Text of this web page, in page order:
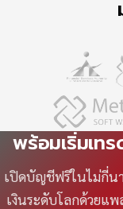
พร้อมเริ่มเท
เปิดบัญชีฟรีในไม่กี่นา
เงินระดับโลกด้วยแ